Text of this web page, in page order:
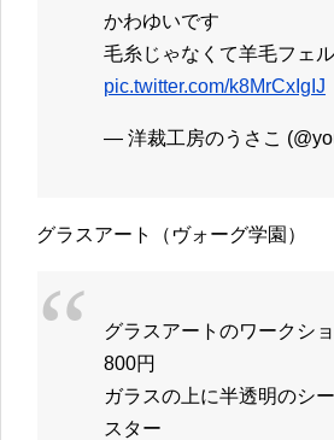
かわゆいです
毛糸じゃなくて羊毛フェ
pic.twitter.com/k8MrCxIgIJ
— 洋裁工房のうさこ
グラスアート（ヴォーグ学園）
グラスアートのワークシ
800円
ガラスの上に半透明のシ
スター